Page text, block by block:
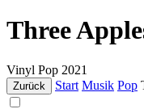
Three
Vinyl Pop 2021
Zurück Start Musik Pop